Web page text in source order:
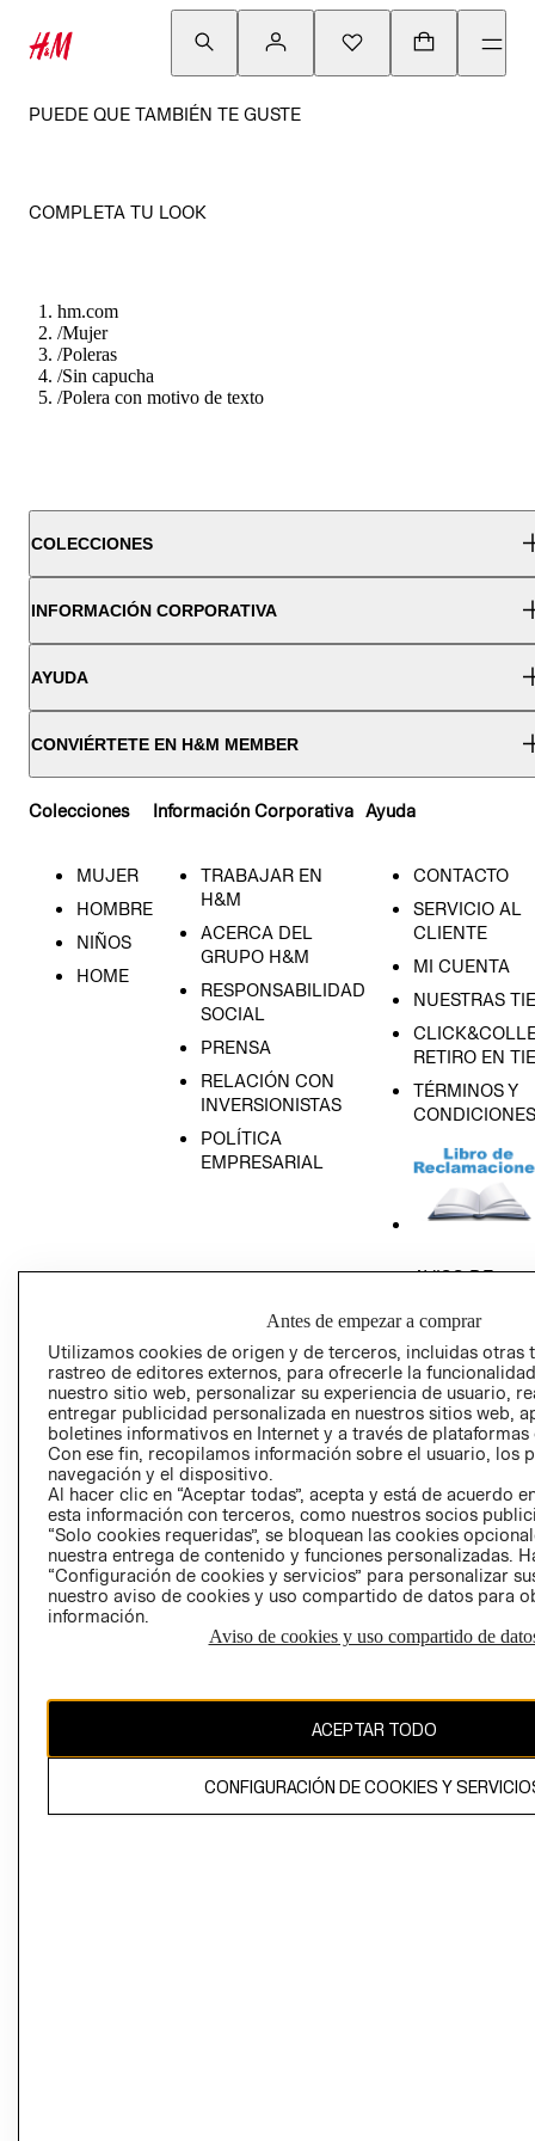
PUEDE QUE TAMBIÉN TE GUSTE
COMPLETA TU LOOK
hm.com
/Mujer
/Poleras
/Sin capucha
/Polera con motivo de texto
COLECCIONES
INFORMACIÓN CORPORATIVA
AYUDA
CONVIÉRTETE EN H&M MEMBER
Colecciones
MUJER
HOMBRE
NIÑOS
HOME
Información Corporativa
TRABAJAR EN
H&M
ACERCA DEL
GRUPO H&M
RESPONSABILIDAD
SOCIAL
PRENSA
RELACIÓN CON
INVERSIONISTAS
POLÍTICA
EMPRESARIAL
Ayuda
CONTACTO
SERVICIO AL
CLIENTE
MI CUENTA
NUESTRAS
RETIRO EN
TÉRMINOS Y
CONDICIONES
AVISO DE
GIFT CARD
AVISO DE
Perú (S/)
CAMBIAR REGIÓN
propiedad de H&M Hennes & Mauritz AB
Antes de empezar a comprar
Utilizamos cookies de origen y de terceros, incluidas otras
rastreo de editores externos, para ofrecerle la
nuestro sitio web, personalizar su experiencia de usuario,
entregar publicidad personalizada en nuestros sitios web,
boletines informativos en Internet y a través de plataformas
Con ese fin, recopilamos información sobre el usuario, los
navegación y el dispositivo.
Al hacer clic en “Aceptar todas”, acepta y está de acuerdo
esta información con terceros, como nuestros socios
“Solo cookies requeridas”, se bloquean las cookies
nuestra entrega de contenido y funciones personalizadas.
“Configuración de cookies y servicios” para personalizar
nuestro aviso de cookies y uso compartido de datos para
información.
Aviso de cookies y uso compartido de
ACEPTAR TODO
CONFIGURACIÓN DE COOKIES Y